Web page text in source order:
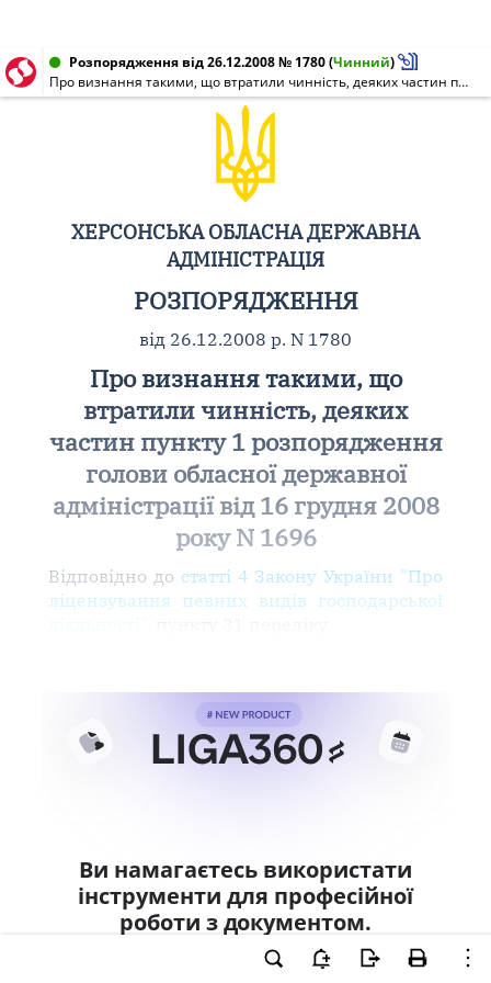
Розпорядження від 26.12.2008 № 1780(Чинний)
Про визнання такими, що втратили чинність, деяких частин пункту 1 розпорядження голови обласної державної адміністрації від 16 грудня 2008 року N 1696
ХЕРСОНСЬКА ОБЛАСНА ДЕРЖАВНА
АДМІНІСТРАЦІЯ
РОЗПОРЯДЖЕННЯ
від 26.12.2008 р. N 1780
Про визнання такими, що
втратили чинність, деяких
частин пункту 1 розпорядження
голови обласної державної
адміністрації від 16 грудня 2008
року N 1696
Відповідно до статті 4 Закону України "Про
ліцензування певних видів господарської
Ви намагаєтесь використати
інструменти для професійної
роботи з документом.
Ці можливості доступні тільки користувачам
LIGA360. Залишайте заявку та отримайте